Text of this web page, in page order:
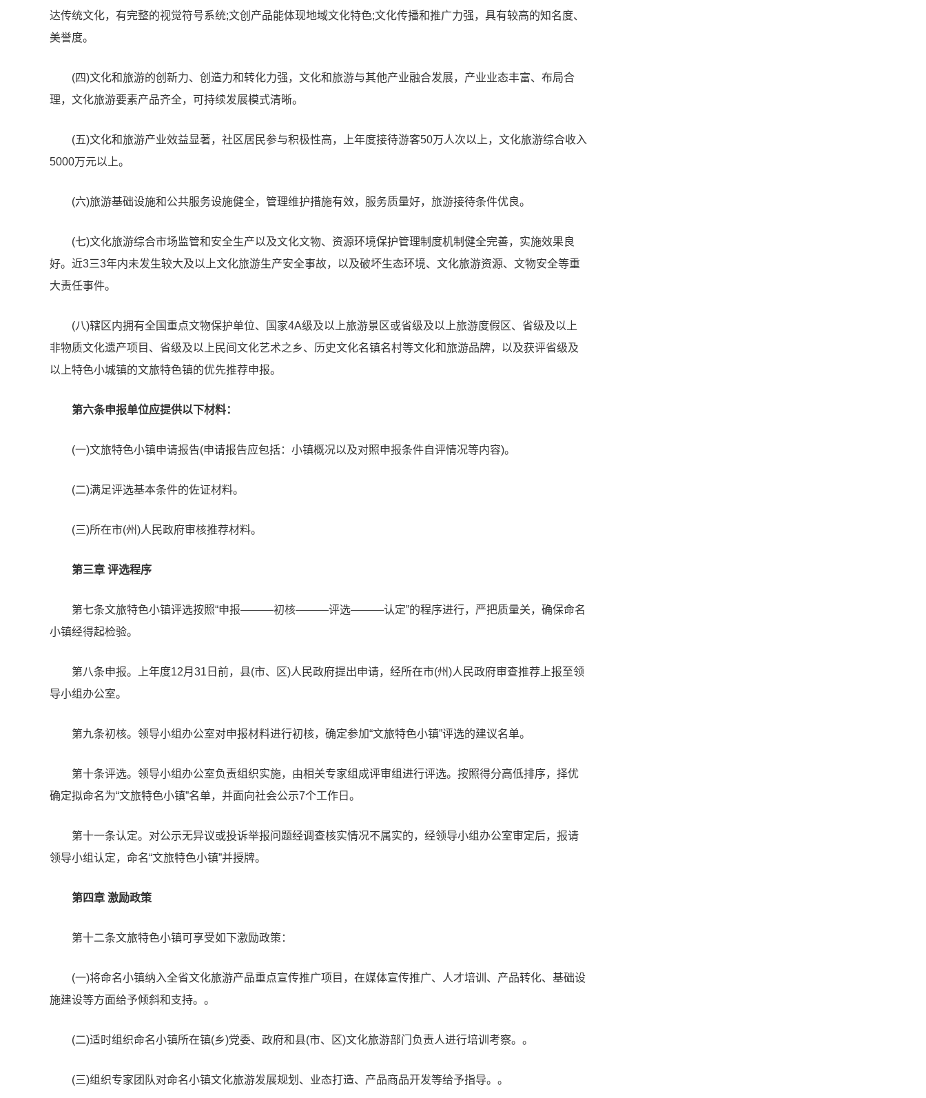
达传统文化，有完整的视觉符号系统;文创产品能体现地域文化特色;文化传播和推广力强，具有较高的知名度、
美誉度。
(四)文化和旅游的创新力、创造力和转化力强，文化和旅游与其他产业融合发展，产业业态丰富、布局合
理，文化旅游要素产品齐全，可持续发展模式清晰。
(五)文化和旅游产业效益显著，社区居民参与积极性高，上年度接待游客50万人次以上，文化旅游综合收入
5000万元以上。
(六)旅游基础设施和公共服务设施健全，管理维护措施有效，服务质量好，旅游接待条件优良。
(七)文化旅游综合市场监管和安全生产以及文化文物、资源环境保护管理制度机制健全完善，实施效果良
好。近3三3年内未发生较大及以上文化旅游生产安全事故，以及破坏生态环境、文化旅游资源、文物安全等重
大责任事件。
(八)辖区内拥有全国重点文物保护单位、国家4A级及以上旅游景区或省级及以上旅游度假区、省级及以上
非物质文化遗产项目、省级及以上民间文化艺术之乡、历史文化名镇名村等文化和旅游品牌，以及获评省级及
以上特色小城镇的文旅特色镇的优先推荐申报。
第六条申报单位应提供以下材料：
(一)文旅特色小镇申请报告(申请报告应包括：小镇概况以及对照申报条件自评情况等内容)。
(二)满足评选基本条件的佐证材料。
(三)所在市(州)人民政府审核推荐材料。
第三章 评选程序
第七条文旅特色小镇评选按照“申报———初核———评选———认定”的程序进行，严把质量关，确保命名
小镇经得起检验。
第八条申报。上年度12月31日前，县(市、区)人民政府提出申请，经所在市(州)人民政府审查推荐上报至领
导小组办公室。
第九条初核。领导小组办公室对申报材料进行初核，确定参加“文旅特色小镇”评选的建议名单。
第十条评选。领导小组办公室负责组织实施，由相关专家组成评审组进行评选。按照得分高低排序，择优
确定拟命名为“文旅特色小镇”名单，并面向社会公示7个工作日。
第十一条认定。对公示无异议或投诉举报问题经调查核实情况不属实的，经领导小组办公室审定后，报请
领导小组认定，命名“文旅特色小镇”并授牌。
第四章 激励政策
第十二条文旅特色小镇可享受如下激励政策：
(一)将命名小镇纳入全省文化旅游产品重点宣传推广项目，在媒体宣传推广、人才培训、产品转化、基础设
施建设等方面给予倾斜和支持。。
(二)适时组织命名小镇所在镇(乡)党委、政府和县(市、区)文化旅游部门负责人进行培训考察。。
(三)组织专家团队对命名小镇文化旅游发展规划、业态打造、产品商品开发等给予指导。。